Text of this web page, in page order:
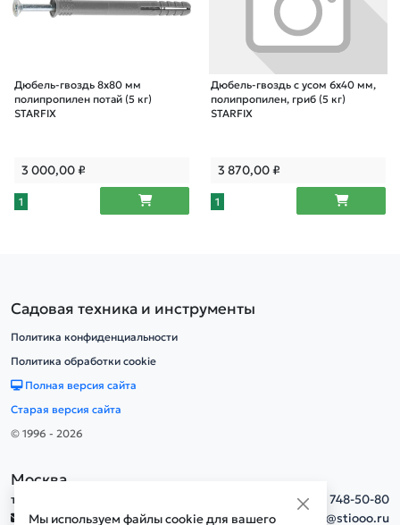
Дюбель-гвоздь 8х80 мм
полипропилен потай (5 кг)
STARFIX
3 000,00₽
1
Дюбель-гвоздь с усом 6х40 мм,
полипропилен, гриб (5 кг)
STARFIX
3 870,00₽
1
Мы используем файлы cookie для вашего
Садовая техника и инструменты
Политика конфиденциальности
Политика обработки cookie
Полная версия сайта
Старая версия сайта
© 1996 - 2026
Москва
тел.
+7(495) 748-50-80
info@stiooo.ru